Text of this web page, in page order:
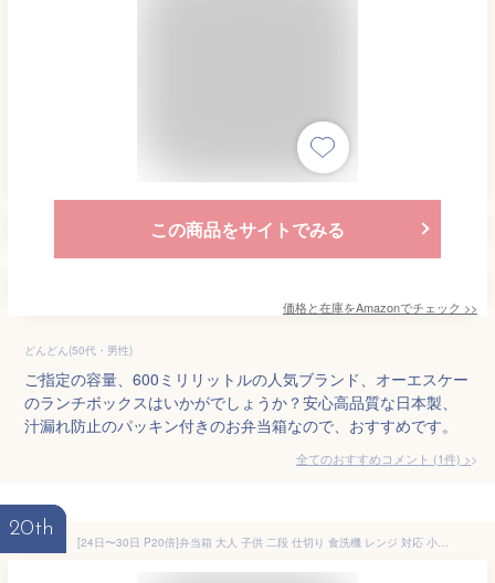
この商品をサイトでみる
価格と在庫をAmazonでチェック >>
どんどん(50代・男性)
ご指定の容量、600ミリリットルの人気ブランド、オーエスケー
のランチボックスはいかがでしょうか？安心高品質な日本製、
汁漏れ防止のパッキン付きのお弁当箱なので、おすすめです。
全てのおすすめコメント (1件) >
20th
[24日〜30日 P20倍]弁当箱 大人 子供 二段 仕切り 食洗機 レンジ 対応 小学生 600ml かわいい スケーター skater PFLW4AG 抗菌 JAL ジャル 日本航空 飛行機 男の子 男子 女の子【レディース 4点ロック お弁当箱 ドーム型 子ども キッズ 漏れない】